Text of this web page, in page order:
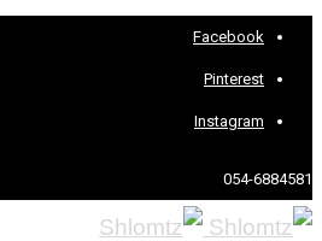
Facebook
Pinterest
Instagram
054-6884581